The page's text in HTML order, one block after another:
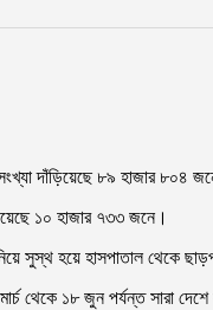
দাঁড়িয়েছে ৮৯ হাজার ৮০৪
১০ হাজার ৭৩৩ জনে।
সুস্থ হয়ে হাসপাতাল থেকে
থেকে ১৮ জুন পর্যন্ত সারা